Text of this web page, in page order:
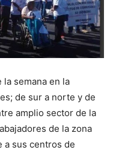
semana en la
de sur a norte y de
amplio sector de la
de la zona
a sus centros de